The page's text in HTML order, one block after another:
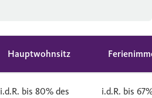
Hauptwohnsitz
i.d.R. bis 80% des
i.d.R. bis